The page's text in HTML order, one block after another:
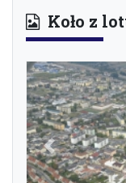
Koło z
Previous